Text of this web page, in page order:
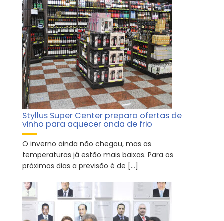
Styllus Super Center prepara ofertas de
vinho para aquecer onda de frio
O inverno ainda não chegou, mas as
temperaturas já estão mais baixas. Para os
próximos dias a previsão é de […]